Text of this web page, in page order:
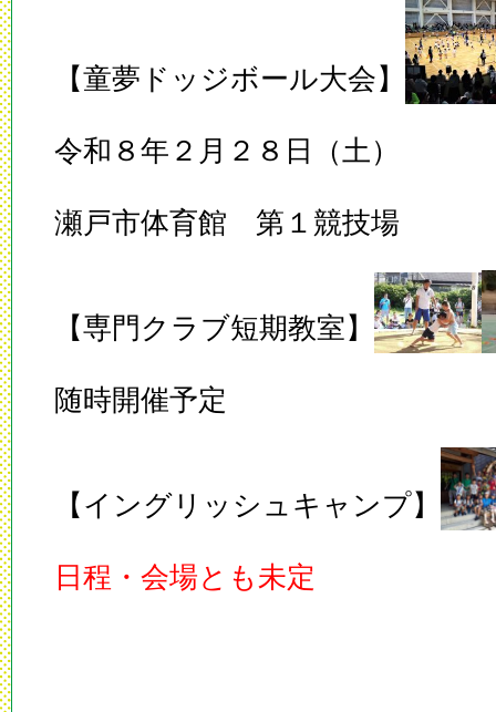
【童夢ドッジボール大会】
令和８年２月２８日（土）
瀬戸市体育館 第１競技場
【専門クラブ短期教室】
随時開催予定
【イングリッシュキャンプ】
日程・会場とも未定